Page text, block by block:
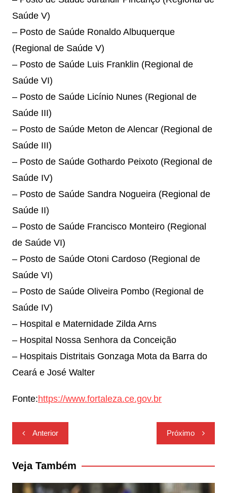
Saúde V)
– Posto de Saúde Ronaldo Albuquerque
(Regional de Saúde V)
– Posto de Saúde Luis Franklin (Regional de
Saúde VI)
– Posto de Saúde Licínio Nunes (Regional de
Saúde III)
– Posto de Saúde Meton de Alencar (Regional de
Saúde III)
– Posto de Saúde Gothardo Peixoto (Regional de
Saúde IV)
– Posto de Saúde Sandra Nogueira (Regional de
Saúde II)
– Posto de Saúde Francisco Monteiro (Regional
de Saúde VI)
– Posto de Saúde Otoni Cardoso (Regional de
Saúde VI)
– Posto de Saúde Oliveira Pombo (Regional de
Saúde IV)
– Hospital e Maternidade Zilda Arns
– Hospital Nossa Senhora da Conceição
– Hospitais Distritais Gonzaga Mota da Barra do
Ceará e José Walter
Fonte:https://www.fortaleza.ce.gov.br
Navegação
de
Post
Anterior Próximo
Veja Também